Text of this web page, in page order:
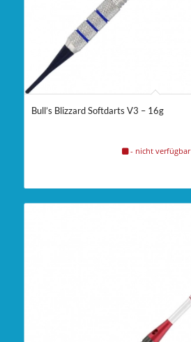
Bull’s Blizzard Softdarts V3 – 16g
- nicht verfügbar